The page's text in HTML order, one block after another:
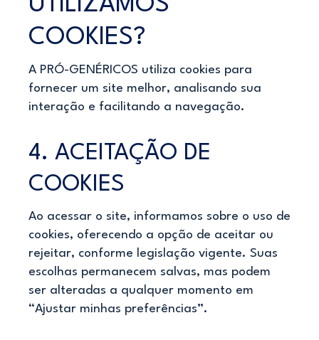
COOKIES?
A PRÓ-GENÉRICOS utiliza cookies para
fornecer um site melhor, analisando sua
interação e facilitando a navegação.
4. ACEITAÇÃO DE
COOKIES
Ao acessar o site, informamos sobre o uso de
cookies, oferecendo a opção de aceitar ou
rejeitar, conforme legislação vigente. Suas
escolhas permanecem salvas, mas podem
ser alteradas a qualquer momento em
“Ajustar minhas preferências”.